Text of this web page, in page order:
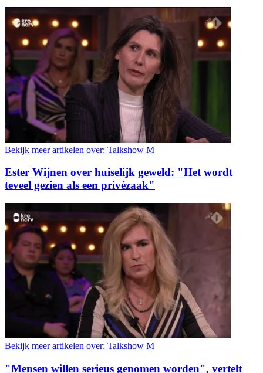
Bekijk meer artikelen over: Talkshow M
Ester Wijnen over huiselijk geweld: "Het wordt
teveel gezien als een privézaak"
Bekijk meer artikelen over: Talkshow M
"Mensen willen serieus genomen worden", vertelt